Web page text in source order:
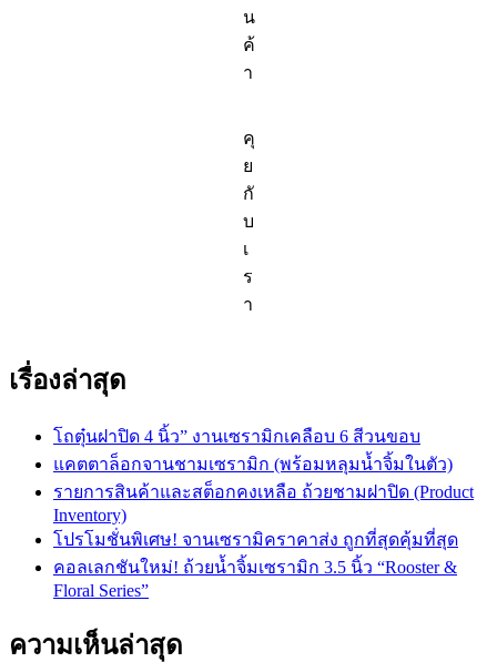
น
ค้
า
คุ
ย
กั
บ
เ
ร
า
เรื่องล่าสุด
โถตุ๋นฝาปิด 4 นิ้ว” งานเซรามิกเคลือบ 6 สีวนขอบ
แคตตาล็อกจานชามเซรามิก (พร้อมหลุมน้ำจิ้มในตัว)
รายการสินค้าและสต็อกคงเหลือ ถ้วยชามฝาปิด (Product
Inventory)
โปรโมชั่นพิเศษ! จานเซรามิคราคาส่ง ถูกที่สุดคุ้มที่สุด
คอลเลกชันใหม่! ถ้วยน้ำจิ้มเซรามิก 3.5 นิ้ว “Rooster &
Floral Series”
ความเห็นล่าสุด